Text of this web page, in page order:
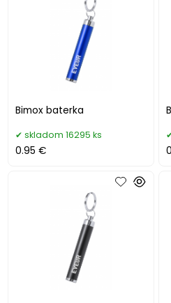
Bimox baterka
skladom 16295 ks
0.95 €